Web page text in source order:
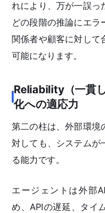
れにより、万が一誤っ
どの段階の推論にエラ
関係者や顧客に対して
可能になります。
Reliability（一貫
化への適応力
第二の柱は、外部環境
対しても、システムが
る能力です。
エージェントは外部
め、APIの遅延、タイ